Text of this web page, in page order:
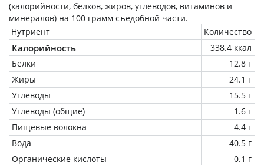
(калорийности, белков, жиров, углеводов, витаминов и
минералов) на 100 грамм съедобной части.
Нутриент
Количество
Калорийность
338.4 ккал
Белки
12.8 г
Жиры
24.1 г
Углеводы
15.5 г
Углеводы (общие)
1.6 г
Пищевые волокна
4.4 г
Вода
40.5 г
Органические кислоты
0.1 г